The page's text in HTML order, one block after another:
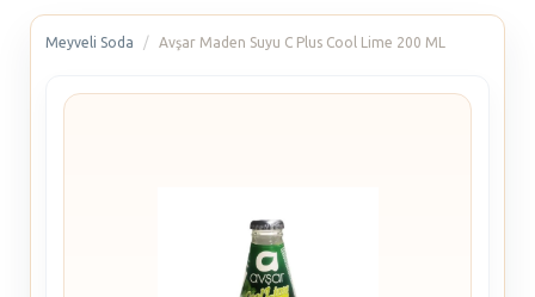
Meyveli Soda Avşar Maden Suyu C Plus Cool Lime 200 ML